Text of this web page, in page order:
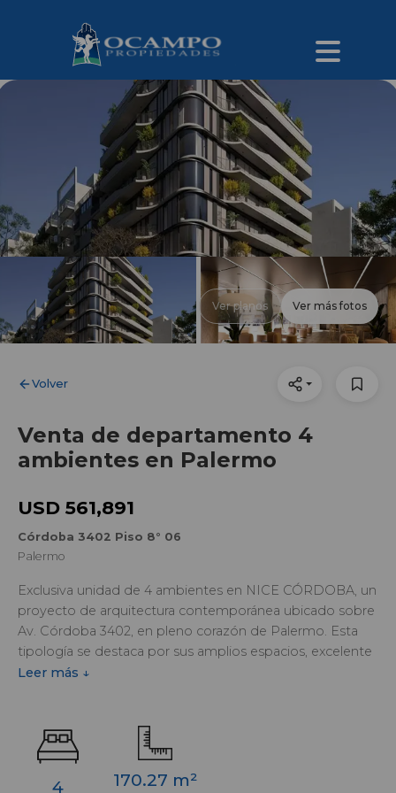
Volver
Venta de departamento 4
ambientes en Palermo
Ver planos Ver más fotos
USD 561,891
Córdoba 3402 Piso 8° 06
Palermo
Exclusiva unidad de 4 ambientes en NICE CÓRDOBA, un
proyecto de arquitectura contemporánea ubicado sobre
Av. Córdoba 3402, en pleno corazón de Palermo. Esta
tipología se destaca por sus amplios espacios, excelente
distribución y grandes expansiones exteriores que
La unidad ofrece un diseño moderno y funcional, con living
comedor de generosas dimensiones, cocina integrada,
Leer más ↓
4 170.27 m²